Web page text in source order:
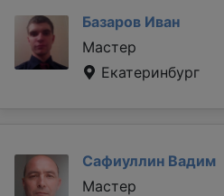
Базаров Иван
Мастер
Екатеринбург
Сафиуллин Вадим
Мастер